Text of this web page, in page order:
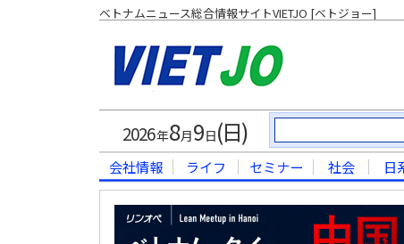
ベトナムニュース総合情報サイトVIETJO [ベトジョー]
2026年8月9 日(日)
会社情報 ライフ セミナー 社会 日